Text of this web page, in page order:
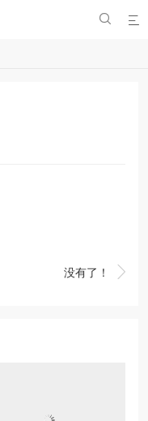



没有了！